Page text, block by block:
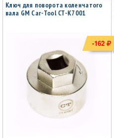
Ключ для поворота коленчатого
вала GM Car-Tool CT-K7001
-162